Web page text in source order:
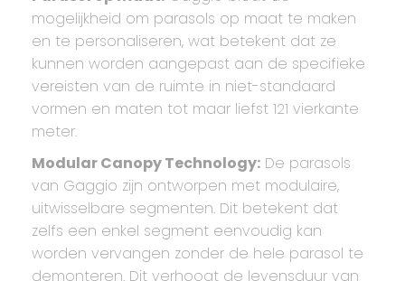
mogelijkheid om parasols op maat te maken
en te personaliseren, wat betekent dat ze
kunnen worden aangepast aan de specifieke
vereisten van de ruimte in niet-standaard
vormen en maten tot maar liefst 121 vierkante
meter.
Modular Canopy Technology: De parasols
van Gaggio zijn ontworpen met modulaire,
uitwisselbare segmenten. Dit betekent dat
zelfs een enkel segment eenvoudig kan
worden vervangen zonder de hele parasol te
demonteren. Dit verhoogt de levensduur van